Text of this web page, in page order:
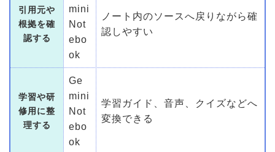
引用元や
根拠を確
認する
mini
Not
ebo
ok
ノート内のソースへ戻りながら確
認しやすい
学習や研
修用に整
理する
Ge
mini
Not
ebo
ok
学習ガイド、音声、クイズなどへ
変換できる